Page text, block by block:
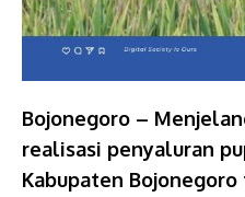
Bojonegoro –
realisasi penyaluran
Kabupaten